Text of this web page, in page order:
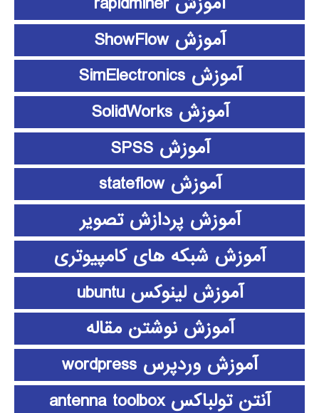
آموزش ShowFlow
آموزش SimElectronics
آموزش SolidWorks
آموزش SPSS
آموزش stateflow
آموزش پردازش تصویر
آموزش شبکه های کامپیوتری
آموزش لینوکس ubuntu
آموزش نوشتن مقاله
آموزش وردپرس wordpress
آنتن تولباکس antenna toolbox